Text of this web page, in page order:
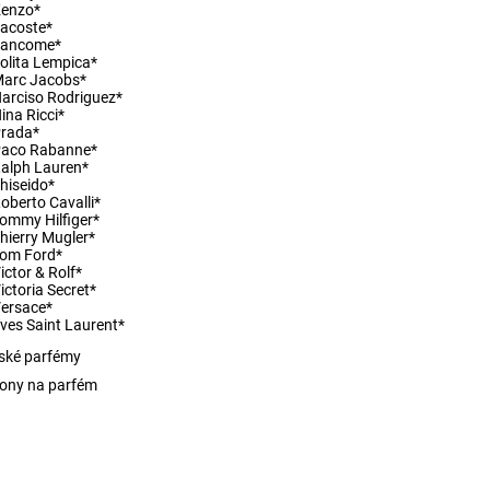
Lempica*
Jacobs*
Rodriguez*
Ricci*
Rabanne*
Lauren*
Cavalli*
Hilfiger*
Mugler*
Ford*
& Rolf*
Secret*
Saint Laurent*
parfémy
na parfém